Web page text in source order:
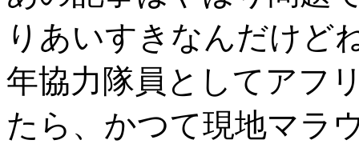
りあいすきなんだけど
年協力隊員としてアフ
たら、かつて現地マラ